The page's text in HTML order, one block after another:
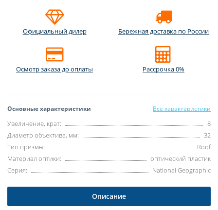
Официальный дилер Бережная доставка по России
Осмотр заказа до оплаты Рассрочка 0%
Основные характеристики Все характеристики
Увеличение, крат:
8
Диаметр объектива, мм:
32
Тип призмы:
Roof
Материал оптики:
оптический пластик
Серия:
National Geographic
Описание